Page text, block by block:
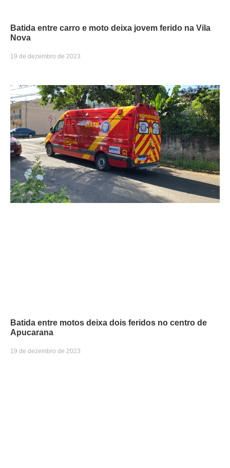
Batida entre carro e moto deixa jovem ferido na Vila
Nova
19 de dezembro de 2023
Batida entre motos deixa dois feridos no centro de
Apucarana
19 de dezembro de 2023